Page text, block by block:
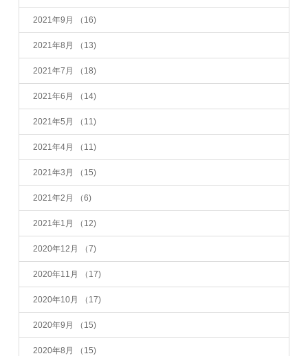
2021年9月 （16)
2021年8月 （13)
2021年7月 （18)
2021年6月 （14)
2021年5月 （11)
2021年4月 （11)
2021年3月 （15)
2021年2月 （6)
2021年1月 （12)
2020年12月 （7)
2020年11月 （17)
2020年10月 （17)
2020年9月 （15)
2020年8月 （15)